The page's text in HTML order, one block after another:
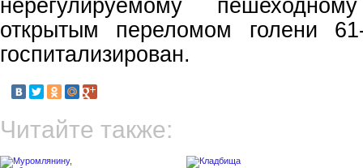
нерегулируемому
открытым переломом голени
госпитализирован.
Читайте также: